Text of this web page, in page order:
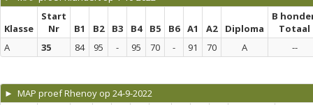
Klasse
Start
Nr
B1 B2 B3 B4 B5 B6 A1 A2 Diploma
B
Totaal
A
35 84 95 - 95 70 - 91 70 A --
► MAP proef Rhenoy op 24-9-2022